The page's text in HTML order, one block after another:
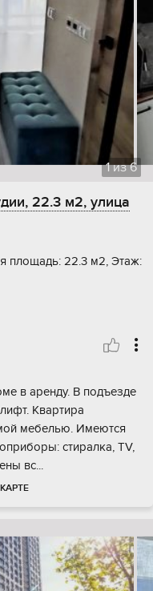
1из6
22.3 м2, улица
площадь: 22.3 м2, Этаж:
в аренду. В подъезде
Квартира
мебелью. Имеются
стиралка, TV,
вс...